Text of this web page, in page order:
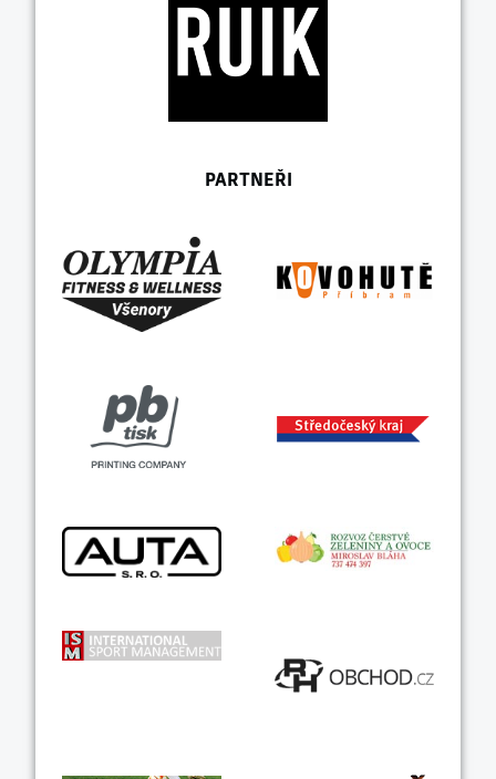
PARTNEŘI